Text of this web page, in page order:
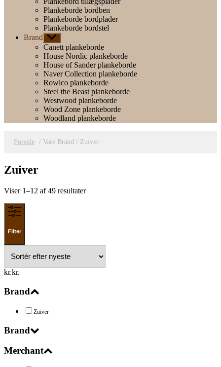
Plankeborde bordben
Plankeborde bordplader
Plankeborde bordstel
Brand Vis
undermenu
Canett plankeborde
House Nordic plankeborde
House of Sander plankeborde
Naver Collection plankeborde
Rowico plankeborde
Steel the Beast plankeborde
Westwood plankeborde
Wood Zone plankeborde
Woodland plankeborde
Forside / Vare Brand / Zuiver
Zuiver
Viser 1–12 af 49 resultaterSorteret
Filter
kr.kr.
Brand
Zuiver
Brand
Merchant